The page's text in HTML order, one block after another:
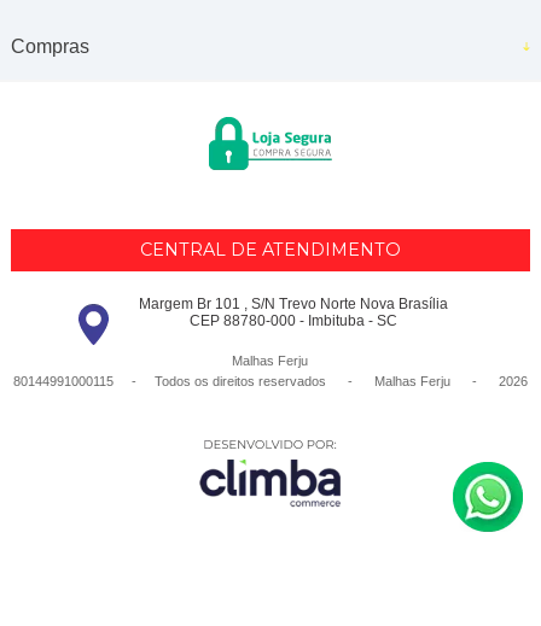
Compras
CENTRAL DE ATENDIMENTO
Margem Br 101 , S/N Trevo Norte Nova Brasília
CEP 88780-000 - Imbituba - SC
Malhas Ferju
80144991000115 - Todos os direitos reservados
- Malhas Ferju - 2026